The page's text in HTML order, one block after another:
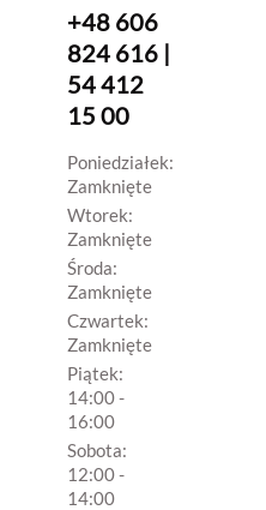
+48 606
824 616 |
54 412
15 00
Poniedziałek:
Zamknięte
Wtorek:
Zamknięte
Środa:
Zamknięte
Czwartek:
Zamknięte
Piątek:
14:00 -
16:00
Sobota:
12:00 -
14:00